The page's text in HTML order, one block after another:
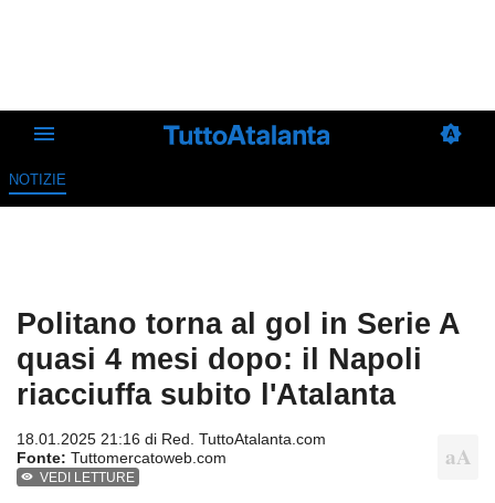
NOTIZIE
Politano torna al gol in Serie A
quasi 4 mesi dopo: il Napoli
riacciuffa subito l'Atalanta
18.01.2025 21:16 di Red. TuttoAtalanta.com
Fonte: Tuttomercatoweb.com
VEDI LETTURE